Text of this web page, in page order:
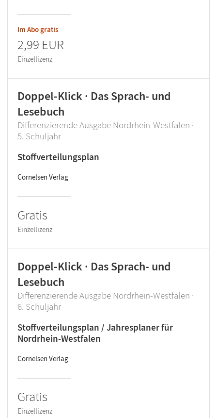
Im Abo gratis
2,99 EUR
Einzellizenz
Doppel-Klick · Das Sprach- und
Lesebuch
Differenzierende Ausgabe Nordrhein-Westfalen ·
5. Schuljahr
Stoffverteilungsplan
Cornelsen Verlag
Gratis
Einzellizenz
Doppel-Klick · Das Sprach- und
Lesebuch
Differenzierende Ausgabe Nordrhein-Westfalen ·
6. Schuljahr
Stoffverteilungsplan / Jahresplaner für
Nordrhein-Westfalen
Cornelsen Verlag
Gratis
Einzellizenz